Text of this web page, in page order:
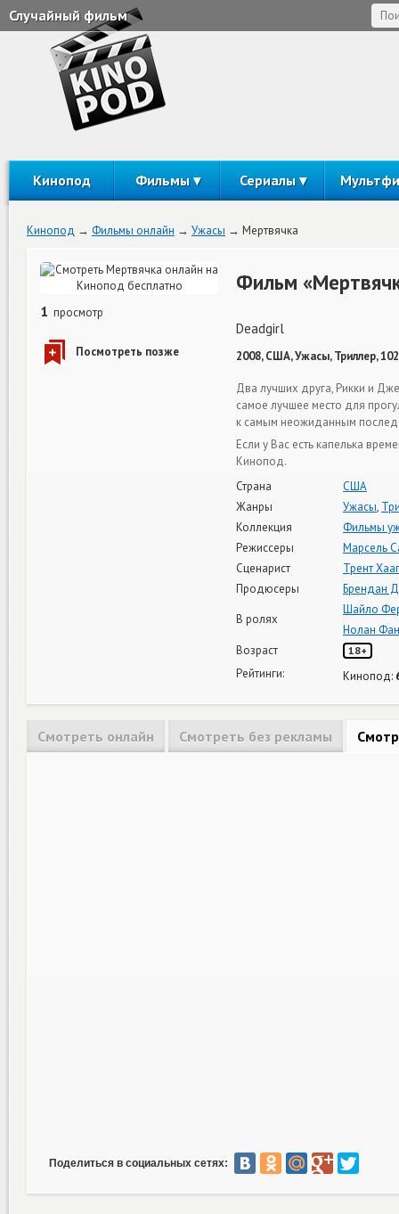
Случайный фильм
Кинопод Фильмы Сериалы
Кинопод Фильмы онлайн Ужасы Мертвячка
1 просмотр
Фильм
Deadgirl
2008, США, Ужасы, Триллер,
Два лучших друга, Рикки и
самое лучшее место для
к самым неожиданным
Если у Вас есть капелька
Кинопод.
Страна
США
Жанры
Ужасы,
Коллекция
Фильмы
Режиссеры
Марсель
Сценарист
Трент
Продюсеры
Брендан
В ролях
Шайло
Нолан
Возраст
18+
Рейтинги: Кинопод:
Смотреть онлайн Смотреть без рекламы
Поделиться в социальных сетях: